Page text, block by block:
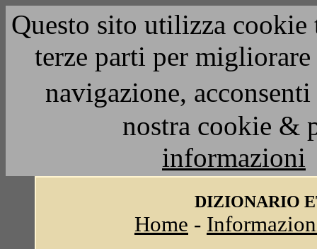
Questo sito utilizza
terze parti per
navigazione,
nostra cookie &
informazioni
DIZIONARIO
Home -